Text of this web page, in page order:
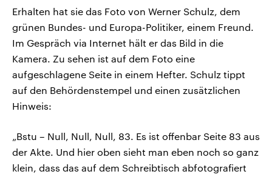
Erhalten hat sie das Foto von Werner Schulz, dem
grünen Bundes- und Europa-Politiker, einem Freund.
Im Gespräch via Internet hält er das Bild in die
Kamera. Zu sehen ist auf dem Foto eine
aufgeschlagene Seite in einem Hefter. Schulz tippt
auf den Behördenstempel und einen zusätzlichen
Hinweis:
„Bstu – Null, Null, Null, 83. Es ist offenbar Seite 83 aus
der Akte. Und hier oben sieht man eben noch so ganz
klein, dass das auf dem Schreibtisch abfotografiert